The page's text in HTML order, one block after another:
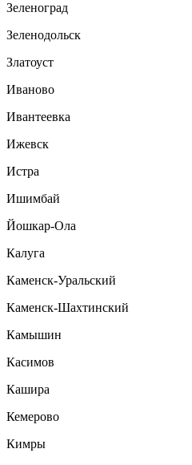
Зеленоград
Зеленодольск
Златоуст
Иваново
Ивантеевка
Ижевск
Истра
Ишимбай
Йошкар-Ола
Калуга
Каменск-Уральский
Каменск-Шахтинский
Камышин
Касимов
Кашира
Кемерово
Кимры